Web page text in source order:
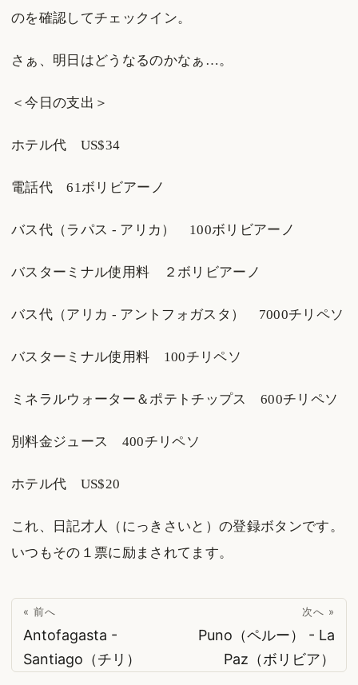
のを確認してチェックイン。
さぁ、明日はどうなるのかなぁ…。
＜今日の支出＞
ホテル代 US$34
電話代 61ボリビアーノ
バス代（ラパス - アリカ） 100ボリビアーノ
バスターミナル使用料 ２ボリビアーノ
バス代（アリカ - アントフォガスタ） 7000チリペソ
バスターミナル使用料 100チリペソ
ミネラルウォーター＆ポテトチップス 600チリペソ
別料金ジュース 400チリペソ
ホテル代 US$20
これ、日記才人（にっきさいと）の登録ボタンです。
いつもその１票に励まされてます。
« 前へ
Antofagasta -
Santiago（チリ）
次へ »
Puno（ペルー） - La
Paz（ボリビア）